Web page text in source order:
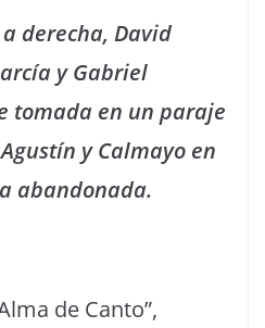
derecha, David
y Gabriel
tomada en un paraje
y Calmayo en
abandonada.
de Canto”,